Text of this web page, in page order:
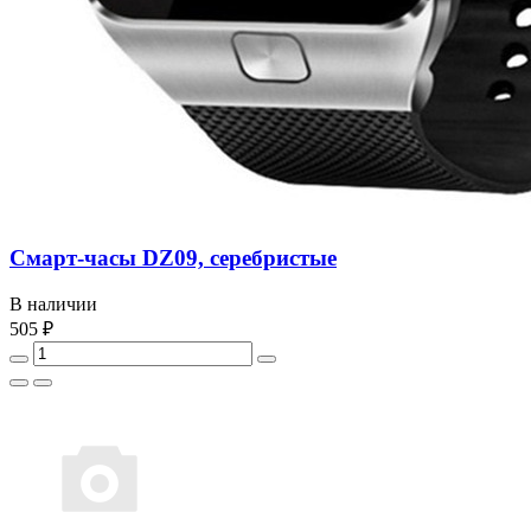
Смарт-часы DZ09, серебристые
В наличии
505 ₽